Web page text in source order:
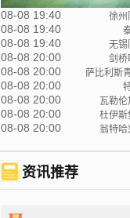
08-08 19:40 徐州
08-08 19:40
08-08 19:40 无锡
08-08 20:00 剑桥
08-08 20:00 萨比利斯
08-08 20:00
08-08 20:00 瓦勒伦
08-08 20:00 杜伊斯
08-08 20:00 翁特哈
资讯推荐